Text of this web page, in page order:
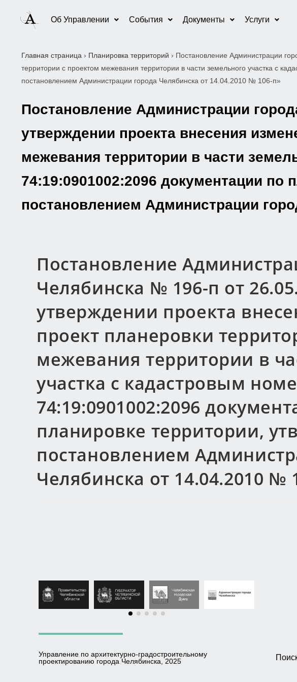
Об Управлении События Документы Услуги
Главная страница › Планировка территорий › Постановление Администрации
территории с проектом межевания территории в части земельного участка с
постановлением Администрации города Челябинска от 14.04.2010 № 106-п»
Постановление Администрации
утверждении проекта внесения
межевания территории в части
74:19:0901002:2096 документации по
постановлением Администрации
Постановление
Челябинска № 196-п от
утверждении проекта
проект планеровки
межевания территории в
участка с кадастровым
74:19:0901002:2096
планировке территории,
постановлением
Челябинска от 14.04.2010 №
Управление по архитектурно-градостроительному
проектированию города Челябинска, 2025